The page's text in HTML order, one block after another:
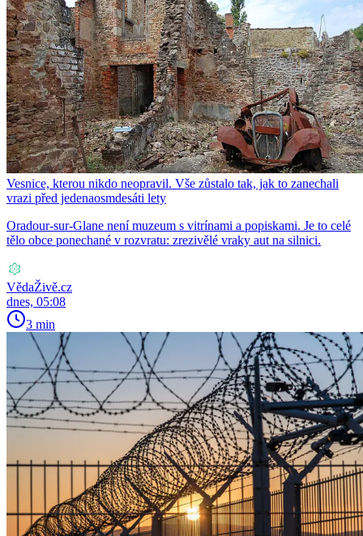
Vesnice, kterou nikdo neopravil. Vše zůstalo tak, jak to zanechali
vrazi před jedenaosmdesáti lety
Oradour-sur-Glane není muzeum s vitrínami a popiskami. Je to celé
tělo obce ponechané v rozvratu: zrezivělé vraky aut na silnici.
VědaŽivě.cz
dnes, 05:08
3 min